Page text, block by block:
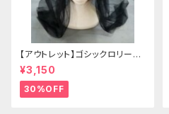
【アウトレット】ゴシックロリータ
ゴールドクラウン＆ホーン(ヴェ
ール付き)
¥3,150
30%OFF